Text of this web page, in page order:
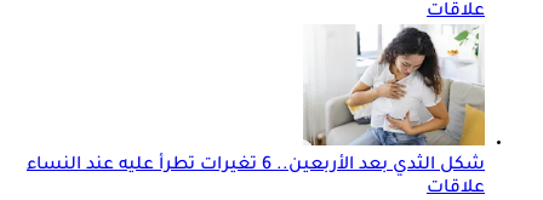
علاقات
شكل الثدي بعد الأربعين.. 6 تغيرات تطرأ عليه عند النساء
علاقات